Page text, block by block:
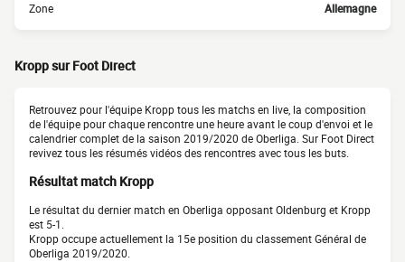
Zone Allemagne
Kropp sur Foot Direct
Retrouvez pour l'équipe Kropp tous les matchs en live, la composition
de l'équipe pour chaque rencontre une heure avant le coup d'envoi et le
calendrier complet de la saison 2019/2020 de Oberliga. Sur Foot Direct
revivez tous les résumés vidéos des rencontres avec tous les buts.
Résultat match Kropp
Le résultat du dernier match en Oberliga opposant Oldenburg et Kropp
est 5-1.
Kropp occupe actuellement la 15e position du classement Général de
Oberliga 2019/2020.